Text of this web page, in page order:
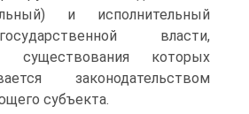
и исполнительный
власти,
существования которых
законодательством
субъекта.